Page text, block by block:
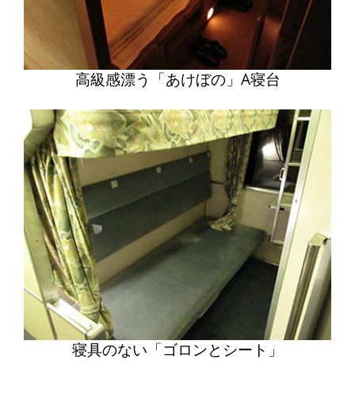
高級感漂う「あけぼの」A寝台
寝具のない「ゴロンとシート」